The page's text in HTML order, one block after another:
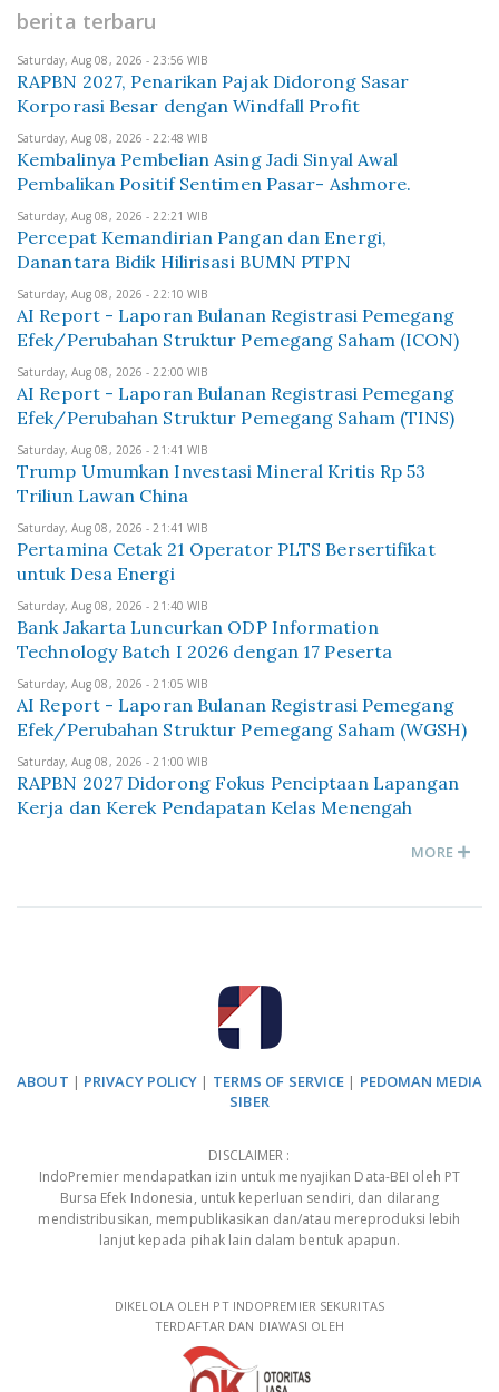
berita terbaru
Saturday, Aug 08, 2026 - 23:56 WIB
RAPBN 2027, Penarikan Pajak Didorong Sasar
Korporasi Besar dengan Windfall Profit
Saturday, Aug 08, 2026 - 22:48 WIB
Kembalinya Pembelian Asing Jadi Sinyal Awal
Pembalikan Positif Sentimen Pasar- Ashmore.
Saturday, Aug 08, 2026 - 22:21 WIB
Percepat Kemandirian Pangan dan Energi,
Danantara Bidik Hilirisasi BUMN PTPN
Saturday, Aug 08, 2026 - 22:10 WIB
AI Report - Laporan Bulanan Registrasi Pemegang
Efek/Perubahan Struktur Pemegang Saham (ICON)
Saturday, Aug 08, 2026 - 22:00 WIB
AI Report - Laporan Bulanan Registrasi Pemegang
Efek/Perubahan Struktur Pemegang Saham (TINS)
Saturday, Aug 08, 2026 - 21:41 WIB
Trump Umumkan Investasi Mineral Kritis Rp 53
Triliun Lawan China
Saturday, Aug 08, 2026 - 21:41 WIB
Pertamina Cetak 21 Operator PLTS Bersertifikat
untuk Desa Energi
Saturday, Aug 08, 2026 - 21:40 WIB
Bank Jakarta Luncurkan ODP Information
Technology Batch I 2026 dengan 17 Peserta
Saturday, Aug 08, 2026 - 21:05 WIB
AI Report - Laporan Bulanan Registrasi Pemegang
Efek/Perubahan Struktur Pemegang Saham (WGSH)
Saturday, Aug 08, 2026 - 21:00 WIB
RAPBN 2027 Didorong Fokus Penciptaan Lapangan
Kerja dan Kerek Pendapatan Kelas Menengah
MORE
ABOUT | PRIVACY POLICY | TERMS OF SERVICE | PEDOMAN MEDIA
SIBER
DISCLAIMER :
IndoPremier mendapatkan izin untuk menyajikan Data-BEI oleh PT
Bursa Efek Indonesia, untuk keperluan sendiri, dan dilarang
mendistribusikan, mempublikasikan dan/atau mereproduksi lebih
lanjut kepada pihak lain dalam bentuk apapun.
DIKELOLA OLEH PT INDOPREMIER SEKURITAS
TERDAFTAR DAN DIAWASI OLEH